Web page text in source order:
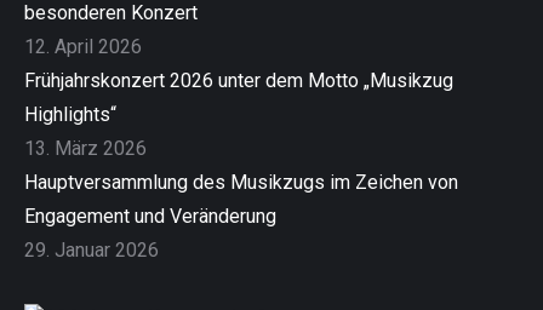
besonderen Konzert
12. April 2026
Frühjahrskonzert 2026 unter dem Motto „Musikzug
Highlights“
13. März 2026
Hauptversammlung des Musikzugs im Zeichen von
Engagement und Veränderung
29. Januar 2026